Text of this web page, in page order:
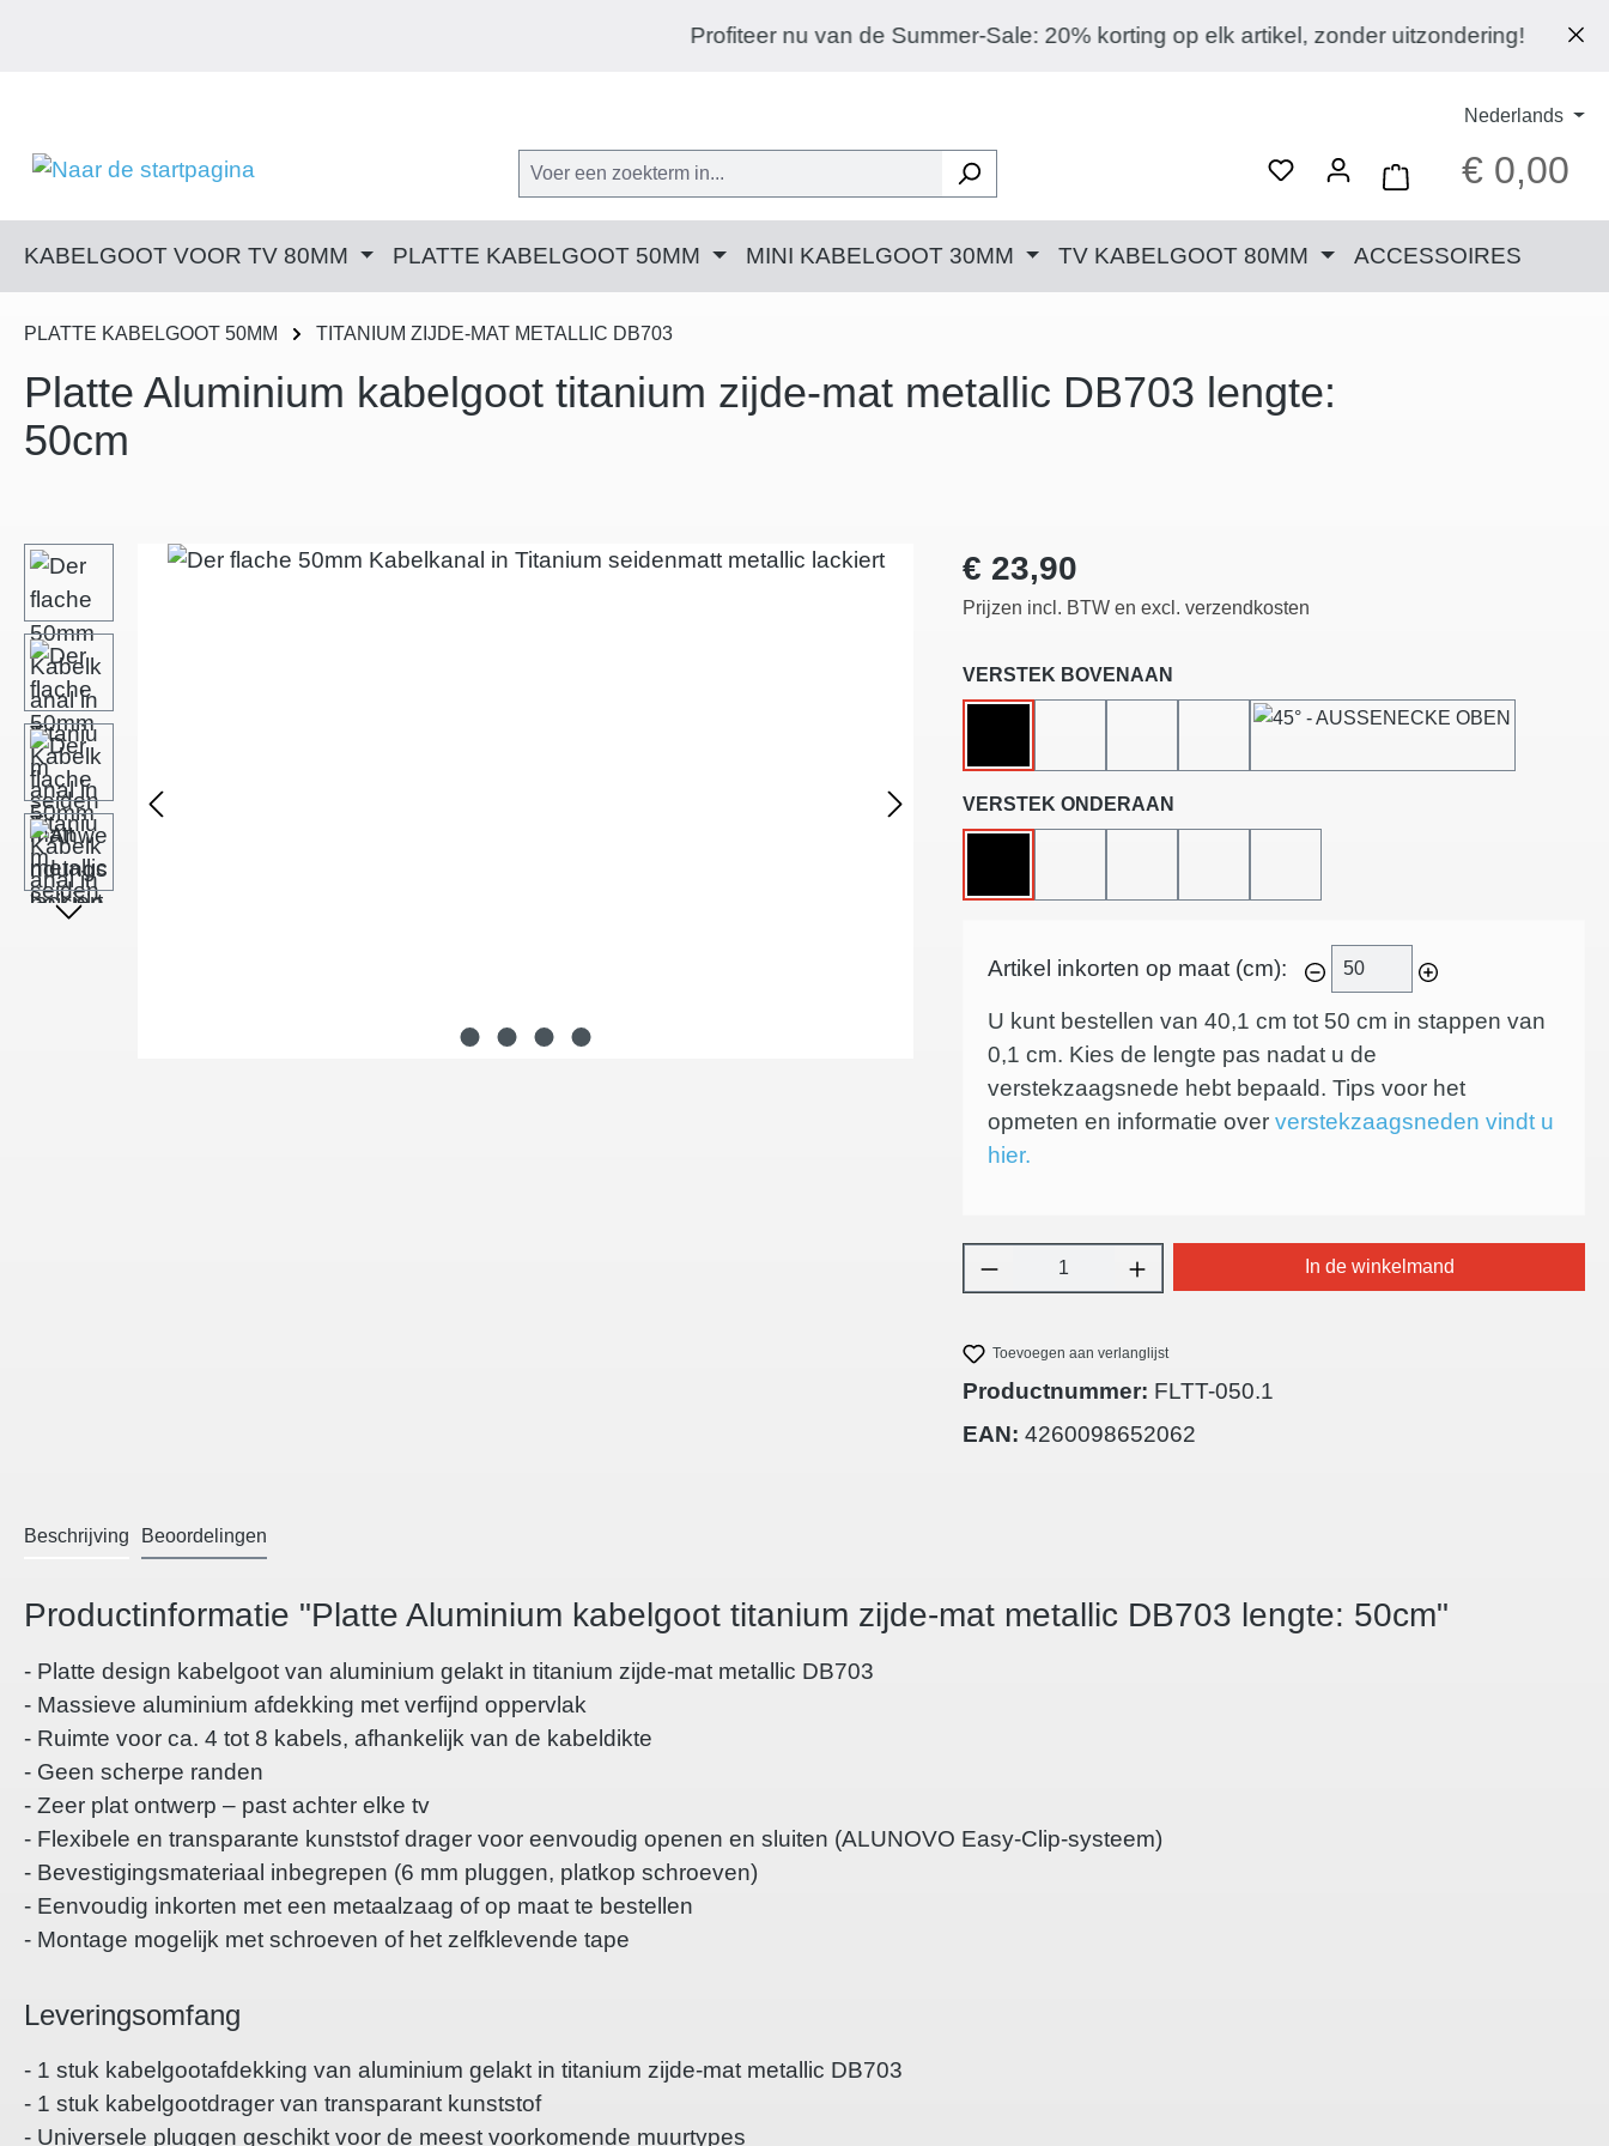
Profiteer nu van de Summer-Sale: 20% korting op elk artikel, zonder uitzondering!
Nederlands
€ 0,00
KABELGOOT VOOR TV 80MM PLATTE KABELGOOT 50MM MINI KABELGOOT 30MM TV KABELGOOT 80MM ACCESSOIRES
PLATTE KABELGOOT 50MM TITANIUM ZIJDE-MAT METALLIC DB703
Platte Aluminium kabelgoot titanium zijde-mat metallic DB703 lengte:
50cm
Afbeeldingengalerij overslaan Normale prijs:
€ 23,90
Prijzen incl. BTW en excl. verzendkosten
Selecteer
VERSTEK BOVENAAN
Selecteer
VERSTEK ONDERAAN
Artikel inkorten op maat (cm):
U kunt bestellen van 40,1 cm tot 50 cm in stappen van
0,1 cm. Kies de lengte pas nadat u de
verstekzaagsnede hebt bepaald. Tips voor het
opmeten en informatie over verstekzaagsneden vindt u
hier.
Producthoeveelheid: Voer de gewenste
In de winkelmand
Toevoegen aan verlanglijst
Productnummer: FLTT-050.1
EAN: 4260098652062
Beschrijving Beoordelingen
Productinformatie "Platte Aluminium kabelgoot titanium zijde-mat metallic DB703 lengte: 50cm"
- Platte design kabelgoot van aluminium gelakt in titanium zijde-mat metallic DB703
- Massieve aluminium afdekking met verfijnd oppervlak
- Ruimte voor ca. 4 tot 8 kabels, afhankelijk van de kabeldikte
- Geen scherpe randen
- Zeer plat ontwerp – past achter elke tv
- Flexibele en transparante kunststof drager voor eenvoudig openen en sluiten (ALUNOVO Easy-Clip-systeem)
- Bevestigingsmateriaal inbegrepen (6 mm pluggen, platkop schroeven)
- Eenvoudig inkorten met een metaalzaag of op maat te bestellen
- Montage mogelijk met schroeven of het zelfklevende tape
Leveringsomfang
- 1 stuk kabelgootafdekking van aluminium gelakt in titanium zijde-mat metallic DB703
- 1 stuk kabelgootdrager van transparant kunststof
- Universele pluggen geschikt voor de meest voorkomende muurtypes